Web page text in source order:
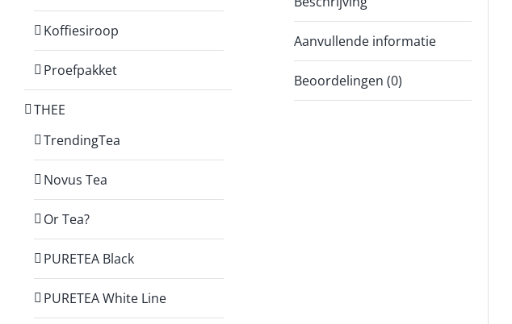
Aanvullende informatie
Beoordelingen (0)
Koffiesiroop
Proefpakket
THEE
TrendingTea
Novus Tea
Or Tea?
PURETEA Black
PURETEA White Line